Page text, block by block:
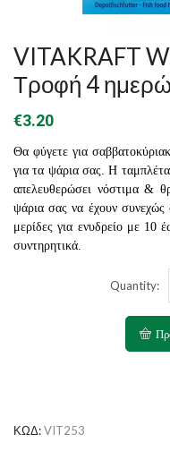
VITAKRAFT
Τροφή 4
€3.20
Θα φύγετε για
για τα ψάρια σας. Η ταμπλέτα
απελευθερώσει νόστιμα &
ψάρια σας να έχουν συνεχώς
μερίδες για ενυδρείο με 10
συντηρητικά.
ΚΩΔ:VIT253